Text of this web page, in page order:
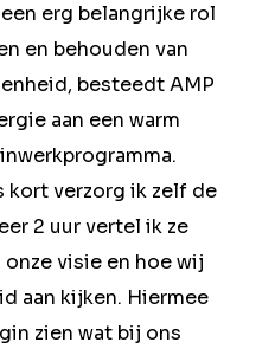
erg belangrijke rol
en behouden van
besteedt AMP
aan een warm
kort verzorg ik zelf de
2 uur vertel ik ze
visie en hoe wij
aan kijken. Hiermee
zien wat bij ons